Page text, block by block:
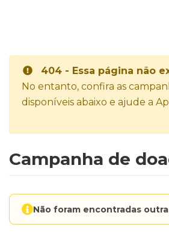
404 - Essa página não
No entanto, confira as
disponíveis abaixo e ajude a
Campanha de
Não foram encontradas